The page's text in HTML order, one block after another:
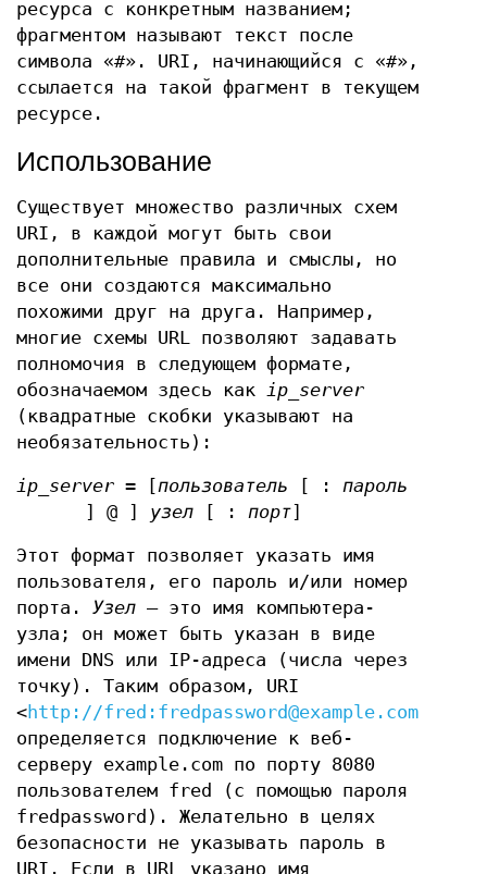
ресурса с конкретным названием;
фрагментом называют текст после
символа «#». URI, начинающийся с «#»,
ссылается на такой фрагмент в текущем
ресурсе.
Использование
Существует множество различных схем
URI, в каждой могут быть свои
дополнительные правила и смыслы, но
все они создаются максимально
похожими друг на друга. Например,
многие схемы URL позволяют задавать
полномочия в следующем формате,
обозначаемом здесь как ip_server
(квадратные скобки указывают на
необязательность):
ip_server = [пользователь [ : пароль
] @ ] узел [ :порт]
Этот формат позволяет указать имя
пользователя, его пароль и/или номер
порта. Узел — это имя компьютера-
узла; он может быть указан в виде
имени DNS или IP-адреса (числа через
точку). Таким образом, URI
<http://fred:fredpassword@example.com:8080/
определяется подключение к веб-
серверу example.com по порту 8080
пользователем fred (с помощью пароля
fredpassword). Желательно в целях
безопасности не указывать пароль в
URI. Если в URL указано имя